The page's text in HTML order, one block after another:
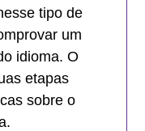
tipo de
um
idioma. O
etapas
sobre o